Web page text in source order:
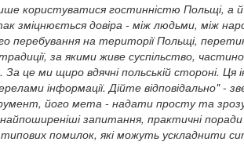
користуватися гостинністю Польщі, а
зміцнюється довіра - між людьми, між
перебування на території Польщі,
за якими живе суспільство,
. За це ми щиро вдячні польській стороні.
інформації.Дійте відповідально" -
його мета - надати просту та
найпоширеніші запитання, практичні
помилок, які можуть ускладнити